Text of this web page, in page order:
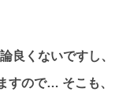
良くないですし、
すので… そこも、